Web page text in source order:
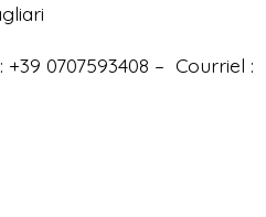
0707593408 – Courriel :